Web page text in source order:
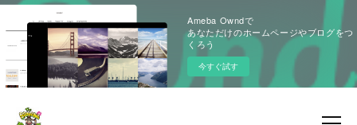
Ameba Owndで
あなただけのホームページやブログをつ
くろう
今すぐ試す